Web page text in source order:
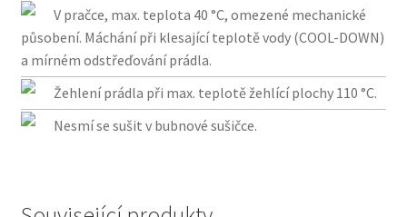
V pračce, max. teplota 40 °C, omezené mechanické
působení. Máchání při klesající teplotě vody (COOL-DOWN)
a mírném odstřeďování prádla.
Žehlení prádla při max. teplotě žehlící plochy 110 °C.
Nesmí se sušit v bubnové sušičce.